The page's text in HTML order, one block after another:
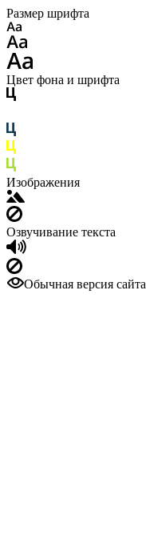
Размер шрифта
Цвет фона и шрифта
Изображения
Озвучивание текста
Обычная версия сайта